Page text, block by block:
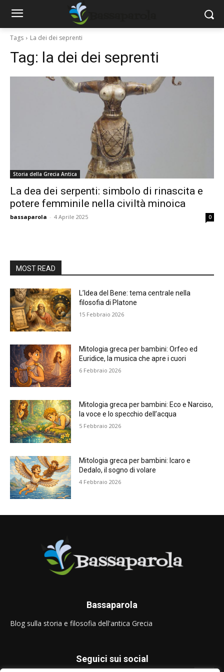
Tags La dei dei seprenti
Tag: la dei dei seprenti
Storia della Grecia Antica
La dea dei serpenti: simbolo di rinascita e
potere femminile nella civiltà minoica
bassaparola - 4 Aprile 2025 0
MOST READ
L’Idea del Bene: tema centrale nella
filosofia di Platone
15 Febbraio 2026
Mitologia greca per bambini: Orfeo ed
Euridice, la musica che apre i cuori
6 Febbraio 2026
Mitologia greca per bambini: Eco e Narciso,
la voce e lo specchio dell’acqua
5 Febbraio 2026
Mitologia greca per bambini: Icaro e
Dedalo, il sogno di volare
4 Febbraio 2026
Bassaparola
Blog sulla storia e filosofia dell'antica Grecia
Seguici sui social